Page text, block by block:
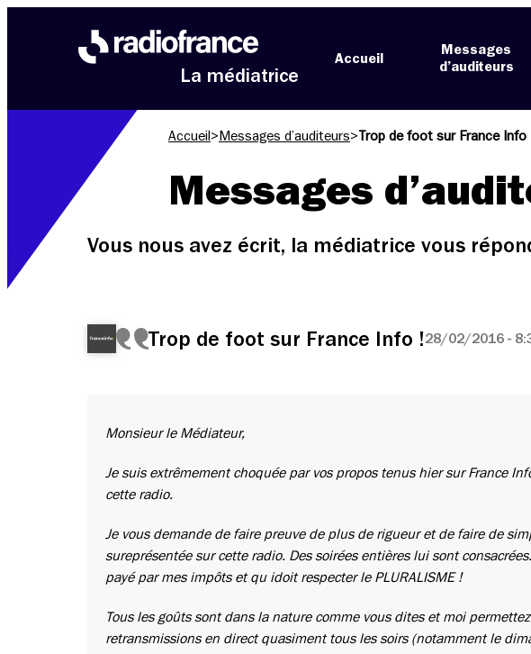
La médiatrice
Accueil
Messages
d’auditeurs
Accueil > Messages d’auditeurs>Trop de foot sur France Info
Messages
Vous nous avez écrit, la médiatrice vous
Trop de foot sur France Info !28/02/2016 -
Monsieur le Médiateur,
Je suis extrêmement choquée par vos propos tenus hier sur France
cette radio.
Je vous demande de faire preuve de plus de rigueur et de faire de
sureprésentée sur cette radio. Des soirées entières lui sont
payé par mes impôts et qu idoit respecter le PLURALISME !
Tous les goûts sont dans la nature comme vous dites et moi
retransmissions en direct quasiment tous les soirs (notamment le